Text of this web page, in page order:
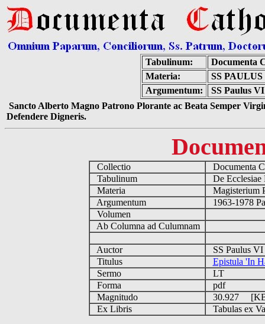
Tabulinum:
Documenta
Materia:
SS
Argumentum:
SS Paulus
Sancto Alberto Magno Patrono Plorante ac Beata Semper
Defendere Digneris.
Collectio
Documenta
Tabulinum
De
Materia
Magisterium
Argumentum
1963-1978
Volumen
Ab Columna ad Culumnam
Auctor
SS Paulus
Titulus
Epistula 'In
Sermo
LT
Forma
pdf
Magnitudo
30.927
Ex Libris
Tabulas ex